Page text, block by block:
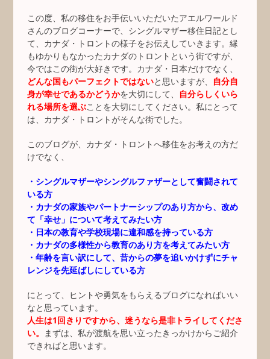
この度、私の移住をお手伝いいただいたアエルワールド
さんのブログコーナーで、シングルマザー移住日記とし
て、カナダ・トロントの様子をお伝えしていきます。縁
もゆかりもなかったカナダのトロントという街ですが、
今ではこの街が大好きです。カナダ・日本だけでなく、
どんな国もパーフェクトではないと思いますが、
自分自
身が幸せであるかどうかを大切にして、
自分らしくいら
れる場所を選ぶことを大切にしてください。私にとって
は、カナダ・トロントがそんな街でした。
このブログが、カナダ・トロントへ移住をお考えの方だ
けでなく、
・シングルマザーやシングルファザーとして奮闘されて
いる方
・カナダの家族やパートナーシップのあり方から、改め
て「幸せ」について考えてみたい方
・日本の教育や学校現場に違和感を持っている方
・カナダの多様性から教育のあり方を考えてみたい方
・年齢を言い訳にして、昔からの夢を追いかけずにチャ
レンジを先延ばしにしている方
にとって、ヒントや勇気をもらえるブログになればいい
なと思っています。
人生は1回きりですから、迷うなら是非トライしてくださ
い。 まずは、私が渡航を思い立ったきっかけからご紹介
できればと思います。